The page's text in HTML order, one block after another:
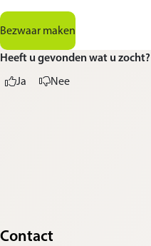
Bezwaar maken
Heeft u gevonden wat u zocht?
Ja Nee
Contact